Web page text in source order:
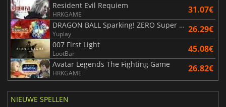
Resident Evil Requiem
HRKGAME 31.07€
DRAGON BALL Sparking! ZERO Super Limit Breaking NEO
Yuplay 26.29€
007 First Light
LootBar 45.08€
Avatar Legends The Fighting Game
HRKGAME 26.82€
NIEUWE SPELLEN